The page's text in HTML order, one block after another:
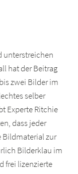
unterstreichen
hat der Beitrag
zwei Bilder im
selber
Experte Ritchie
dass jeder
Bildmaterial zur
Bilderklau im
frei lizenzierte